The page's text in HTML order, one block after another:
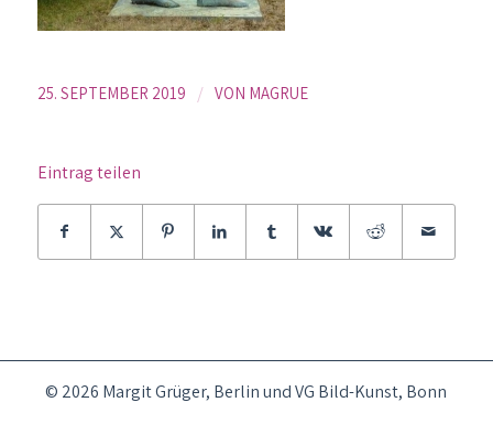
25. SEPTEMBER 2019 / VON MAGRUE
Eintrag teilen
© 2026 Margit Grüger, Berlin und VG Bild-Kunst, Bonn